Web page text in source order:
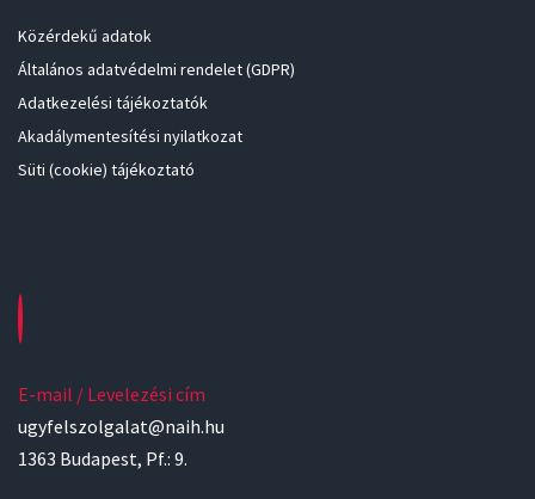
Közérdekű adatok
Általános adatvédelmi rendelet (GDPR)
Adatkezelési tájékoztatók
Akadálymentesítési nyilatkozat
Süti (cookie) tájékoztató
E-mail / Levelezési cím
ugyfelszolgalat@naih.hu
1363 Budapest, Pf.: 9.